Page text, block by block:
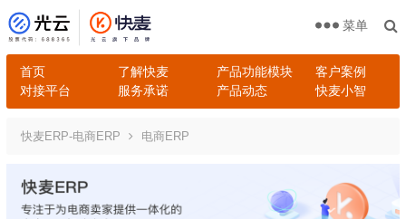
首页 了解快麦 产品功能模块
客户案例
对接平台
服务承诺 产品动态 快麦小智
菜单
快麦ERP-电商ERP 电商ERP